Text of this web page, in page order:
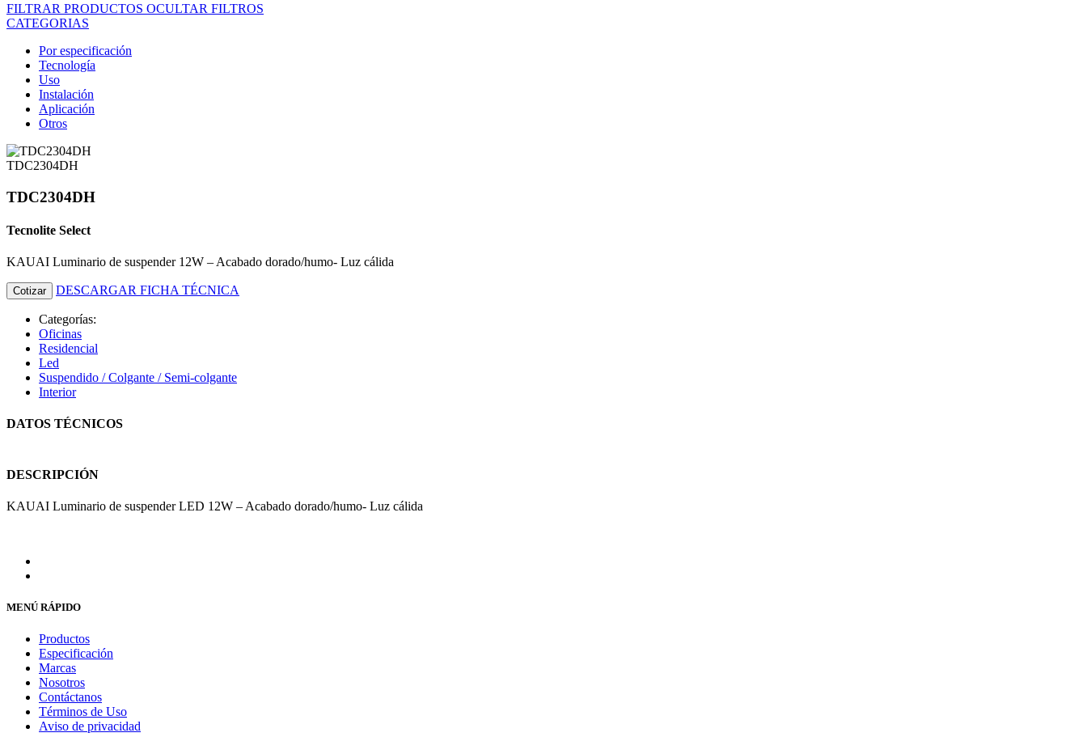
FILTRAR PRODUCTOS OCULTAR FILTROS
CATEGORIAS
Por especificación
Tecnología
Uso
Instalación
Aplicación
Otros
TDC2304DH
TDC2304DH
Tecnolite Select
KAUAI Luminario de suspender 12W – Acabado dorado/humo- Luz cálida
Cotizar DESCARGAR FICHA TÉCNICA
Categorías:
Oficinas
Residencial
Led
Suspendido / Colgante / Semi-colgante
Interior
DATOS TÉCNICOS
DESCRIPCIÓN
KAUAI Luminario de suspender LED 12W – Acabado dorado/humo- Luz cálida
MENÚ RÁPIDO
Productos
Especificación
Marcas
Nosotros
Contáctanos
Términos de Uso
Aviso de privacidad